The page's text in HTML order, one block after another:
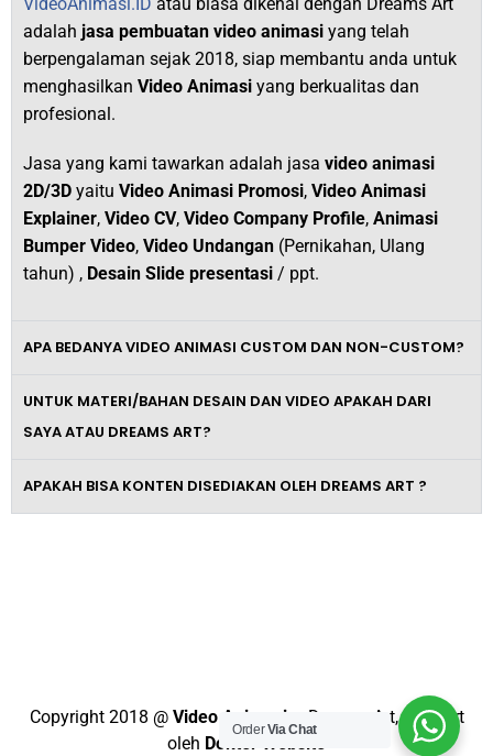
VideoAnimasi.ID atau biasa dikenal dengan Dreams Art
adalah jasa pembuatan video animasi yang telah
berpengalaman sejak 2018, siap membantu anda untuk
menghasilkan Video Animasi yang berkualitas dan
profesional.
Jasa yang kami tawarkan adalah jasa video animasi
2D/3D yaitu Video Animasi Promosi, Video Animasi
Explainer, Video CV, Video Company Profile, Animasi
Bumper Video, Video Undangan (Pernikahan, Ulang
tahun) , Desain Slide presentasi / ppt.
APA BEDANYA VIDEO ANIMASI CUSTOM DAN NON-CUSTOM?
UNTUK MATERI/BAHAN DESAIN DAN VIDEO APAKAH DARI
SAYA ATAU DREAMS ART?
APAKAH BISA KONTEN DISEDIAKAN OLEH DREAMS ART ?
Copyright 2018 @ Video Animasi– Dreams Art, Support
oleh Dokter Website
OrderVia Chat